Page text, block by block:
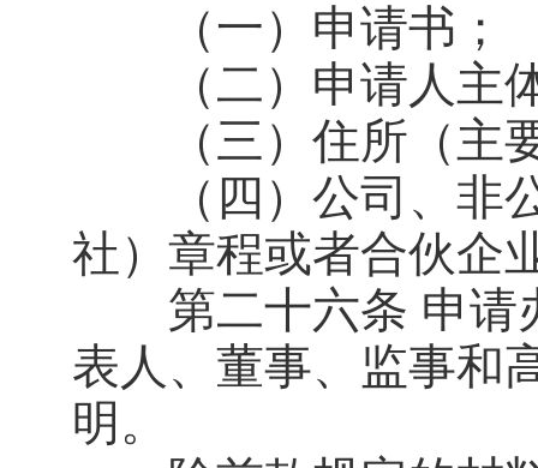
（一）申请书；
（二）申请人主体
（三）住所（主要
（四）公司、非公
社）章程或者合伙企
第二十六条 申请
表人、董事、监事和
明。